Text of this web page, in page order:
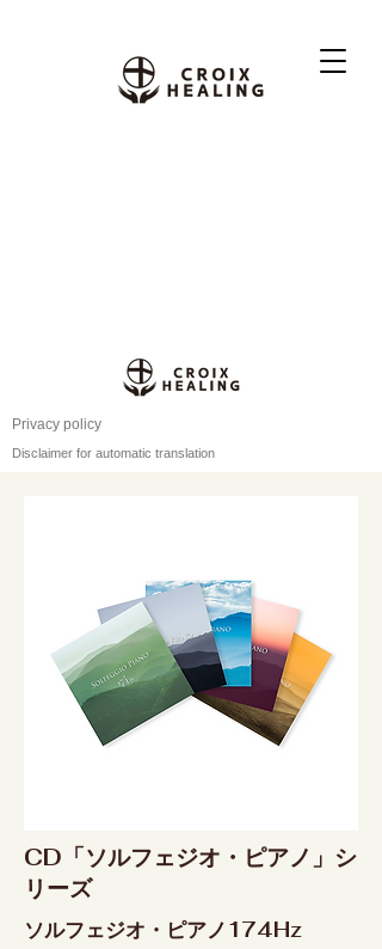
Privacy policy
Disclaimer for automatic translation
CD「ソルフェジオ・ピアノ」シ
リーズ
ソルフェジオ・ピアノ174Hz